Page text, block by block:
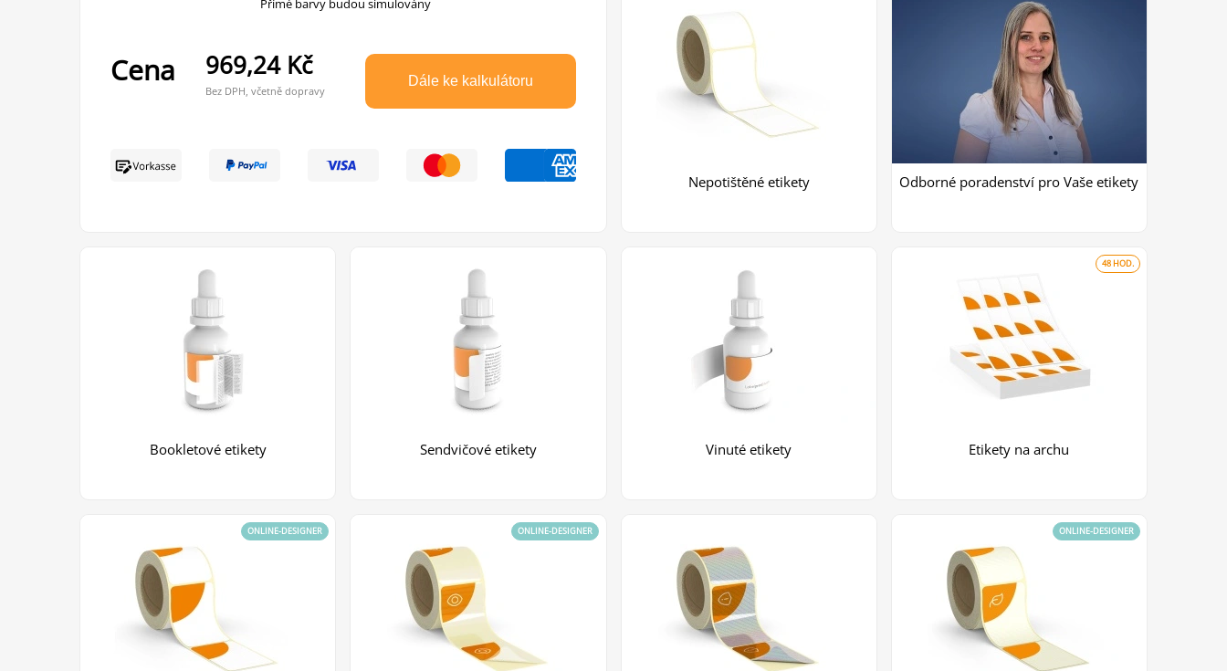
Přímé barvy budou simulovány
Cena 969,24 Kč
Bez DPH, včetně dopravy
Dále ke kalkulátoru
Nepotištěné etikety Odborné poradenství pro Vaše etikety
Bookletové etikety Sendvičové etikety Vinuté etikety Etikety na archu
48 HOD.
ONLINE-DESIGNER ONLINE-DESIGNER ONLINE-DESIGNER